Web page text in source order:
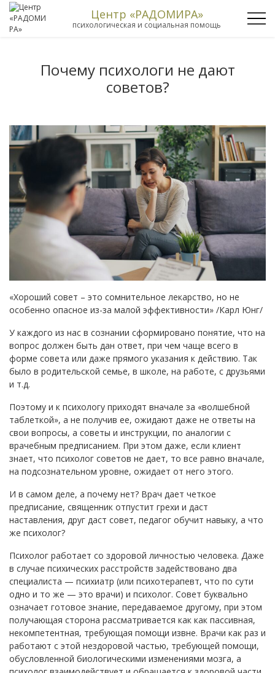
Центр «РАДОМИРА»
психологическая и социальная помощь
Почему психологи не дают
советов?
«Хороший совет – это сомнительное лекарство, но не
особенно опасное из-за малой эффективности» /Карл Юнг/
У каждого из нас в сознании сформировано понятие, что на
вопрос должен быть дан ответ, при чем чаще всего в
форме совета или даже прямого указания к действию. Так
было в родительской семье, в школе, на работе, с друзьями
и т.д.
Поэтому и к психологу приходят вначале за «волшебной
таблеткой», а не получив ее, ожидают даже не ответы на
свои вопросы, а советы и инструкции, по аналогии с
врачебным предписанием. При этом даже, если клиент
знает, что психолог советов не дает, то все равно вначале,
на подсознательном уровне, ожидает от него этого.
И в самом деле, а почему нет? Врач дает четкое
предписание, священник отпустит грехи и даст
наставления, друг даст совет, педагог обучит навыку, а что
же психолог?
Психолог работает со здоровой личностью человека. Даже
в случае психических расстройств задействовано два
специалиста — психиатр (или психотерапевт, что по сути
одно и то же — это врачи) и психолог. Совет буквально
означает готовое знание, передаваемое другому, при этом
получающая сторона рассматривается как как пассивная,
некомпетентная, требующая помощи извне. Врачи как раз и
работают с этой нездоровой частью, требующей помощи,
обусловленной биологическими изменениями мозга, а